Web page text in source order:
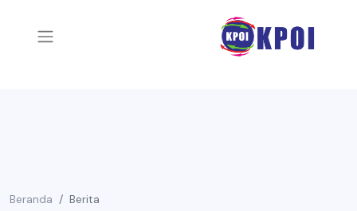
Beranda Berita